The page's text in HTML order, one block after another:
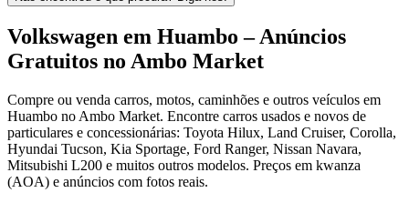
Volkswagen em Huambo – Anúncios
Gratuitos no Ambo Market
Compre ou venda carros, motos, caminhões e outros veículos em
Huambo no Ambo Market. Encontre carros usados e novos de
particulares e concessionárias: Toyota Hilux, Land Cruiser, Corolla,
Hyundai Tucson, Kia Sportage, Ford Ranger, Nissan Navara,
Mitsubishi L200 e muitos outros modelos. Preços em kwanza
(AOA) e anúncios com fotos reais.